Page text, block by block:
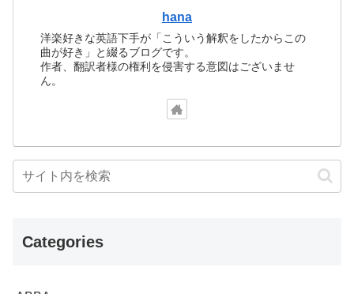
hana
洋楽好きな英語下手が「こういう解釈をしたからこの
曲が好き」と綴るブログです。
作者、翻訳者様の権利を侵害する意図はございませ
ん。
Categories